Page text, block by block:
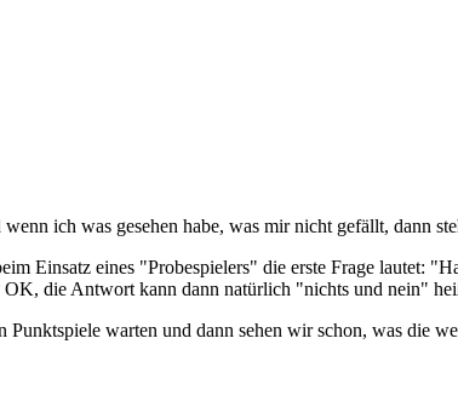
ich was gesehen habe, was mir nicht gefällt, dann
Einsatz eines "Probespielers" die erste Frage lautet:
OK, die Antwort kann dann natürlich "nichts und nein"
Punktspiele warten und dann sehen wir schon, was die